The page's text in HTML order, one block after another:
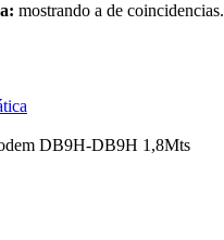
mostrando a de coincidencias.
DB9H-DB9H 1,8Mts